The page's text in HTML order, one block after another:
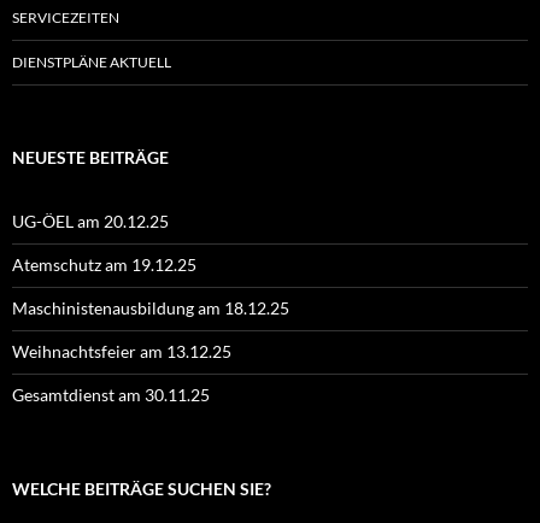
SERVICEZEITEN
DIENSTPLÄNE AKTUELL
NEUESTE BEITRÄGE
UG-ÖEL am 20.12.25
Atemschutz am 19.12.25
Maschinistenausbildung am 18.12.25
Weihnachtsfeier am 13.12.25
Gesamtdienst am 30.11.25
WELCHE BEITRÄGE SUCHEN SIE?